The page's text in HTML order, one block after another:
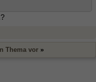
Thema vor »